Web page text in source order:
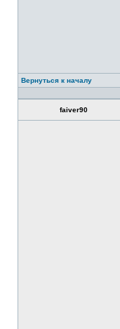
Вернуться к началу
faiver90